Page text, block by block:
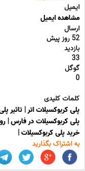
ایمیل
مشاهده ایمیل
ارسال
52 روز پیش
بازدید
33
گوگل
0
کلمات کلیدی
پلی کربوکسیلات اتر| تاثیر
پلی کربوکسیلات در فارس|
خرید پلی کربوکسیلات|
به اشتراک بگذارید